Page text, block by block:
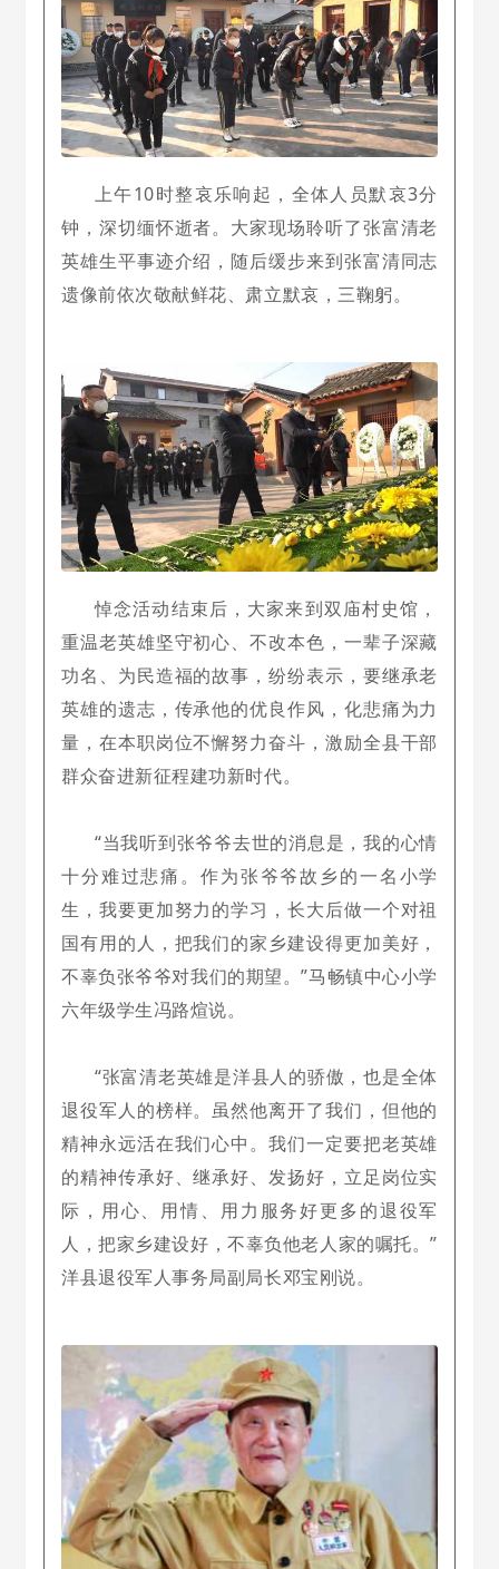
上午10时整哀乐响起，全体人员默哀3分
钟，深切缅怀逝者。大家现场聆听了张富清老
英雄生平事迹介绍，随后缓步来到张富清同志
遗像前依次敬献鲜花、肃立默哀，三鞠躬。
悼念活动结束后，大家来到双庙村史馆，
重温老英雄坚守初心、不改本色，一辈子深藏
功名、为民造福的故事，纷纷表示，要继承老
英雄的遗志，传承他的优良作风，化悲痛为力
量，在本职岗位不懈努力奋斗，激励全县干部
群众奋进新征程建功新时代。
“当我听到张爷爷去世的消息是，我的心情
十分难过悲痛。作为张爷爷故乡的一名小学
生，我要更加努力的学习，长大后做一个对祖
国有用的人，把我们的家乡建设得更加美好，
不辜负张爷爷对我们的期望。”马畅镇中心小学
六年级学生冯路煊说。
“张富清老英雄是洋县人的骄傲，也是全体
退役军人的榜样。虽然他离开了我们，但他的
精神永远活在我们心中。我们一定要把老英雄
的精神传承好、继承好、发扬好，立足岗位实
际，用心、用情、用力服务好更多的退役军
人，把家乡建设好，不辜负他老人家的嘱托。”
洋县退役军人事务局副局长邓宝刚说。